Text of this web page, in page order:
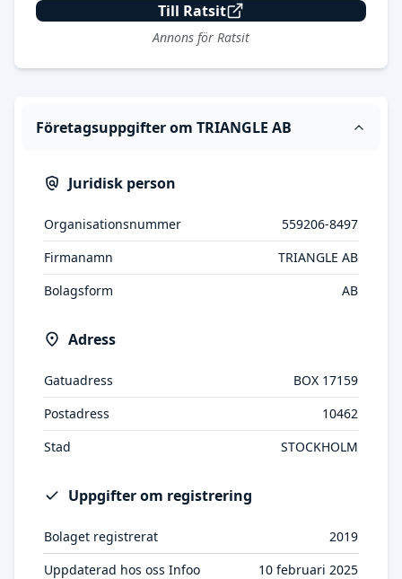
Till Ratsit
Annons för Ratsit
Företagsuppgifter om TRIANGLE AB
Juridisk person
Organisationsnummer
559206-8497
Firmanamn
TRIANGLE AB
Bolagsform
AB
Adress
Gatuadress
BOX 17159
Postadress
10462
Stad
STOCKHOLM
Uppgifter om registrering
Bolaget registrerat
2019
Uppdaterad hos oss Infoo
10 februari 2025